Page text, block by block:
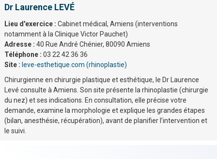
Dr Laurence LEVÉ
Lieu d'exercice : Cabinet médical, Amiens (interventions
notamment à la Clinique Victor Pauchet)
Adresse : 40 Rue André Chénier, 80090 Amiens
Téléphone : 03 22 42 36 36
Site : leve-esthetique.com (rhinoplastie)
Chirurgienne en chirurgie plastique et esthétique, le Dr Laurence
Levé consulte à Amiens. Son site présente la rhinoplastie (chirurgie
du nez) et ses indications. En consultation, elle précise votre
demande, examine la morphologie et explique les grandes étapes
(bilan, anesthésie, récupération), avant de planifier l’intervention et
le suivi.